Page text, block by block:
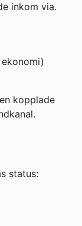
inkom via.
kopplade
status: